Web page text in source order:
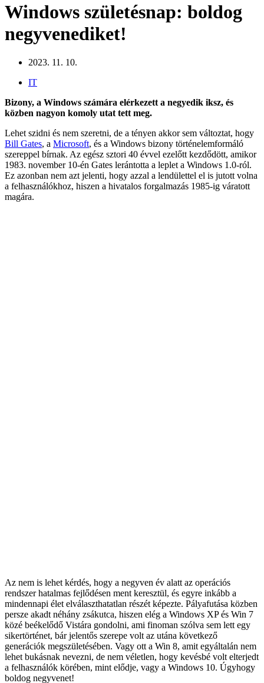
Windows születésnap: boldog
negyvenediket!
2023. 11. 10.
IT
Bizony, a Windows számára elérkezett a negyedik iksz, és
közben nagyon komoly utat tett meg.
Lehet szidni és nem szeretni, de a tényen akkor sem változtat, hogy
Bill Gates, a Microsoft, és a Windows bizony történelemformáló
szereppel bírnak. Az egész sztori 40 évvel ezelőtt kezdődött, amikor
1983. november 10-én Gates lerántotta a leplet a Windows 1.0-ról.
Ez azonban nem azt jelenti, hogy azzal a lendülettel el is jutott volna
a felhasználókhoz, hiszen a hivatalos forgalmazás 1985-ig váratott
magára.
Az nem is lehet kérdés, hogy a negyven év alatt az operációs
rendszer hatalmas fejlődésen ment keresztül, és egyre inkább a
mindennapi élet elválaszthatatlan részét képezte. Pályafutása közben
persze akadt néhány zsákutca, hiszen elég a Windows XP és Win 7
közé beékelődő Vistára gondolni, ami finoman szólva sem lett egy
sikertörténet, bár jelentős szerepe volt az utána következő
generációk megszületésében. Vagy ott a Win 8, amit egyáltalán nem
lehet bukásnak nevezni, de nem véletlen, hogy kevésbé volt elterjedt
a felhasználók körében, mint elődje, vagy a Windows 10. Úgyhogy
boldog negyvenet!